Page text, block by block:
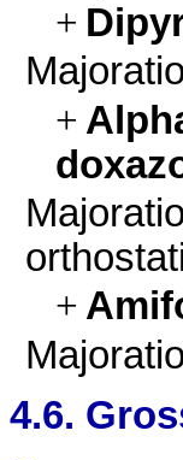
+
+
+
4.6.